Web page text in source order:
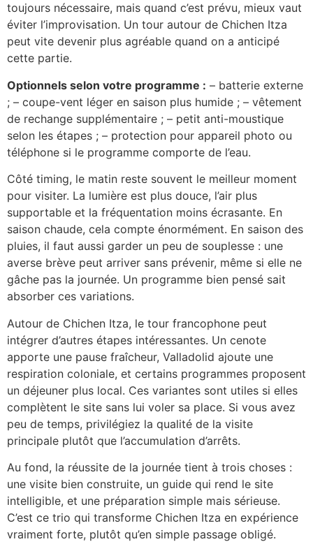
toujours nécessaire, mais quand c’est prévu, mieux vaut
éviter l’improvisation. Un tour autour de Chichen Itza
peut vite devenir plus agréable quand on a anticipé
cette partie.
Optionnels selon votre programme : – batterie externe
; – coupe-vent léger en saison plus humide ; – vêtement
de rechange supplémentaire ; – petit anti-moustique
selon les étapes ; – protection pour appareil photo ou
téléphone si le programme comporte de l’eau.
Côté timing, le matin reste souvent le meilleur moment
pour visiter. La lumière est plus douce, l’air plus
supportable et la fréquentation moins écrasante. En
saison chaude, cela compte énormément. En saison des
pluies, il faut aussi garder un peu de souplesse : une
averse brève peut arriver sans prévenir, même si elle ne
gâche pas la journée. Un programme bien pensé sait
absorber ces variations.
Autour de Chichen Itza, le tour francophone peut
intégrer d’autres étapes intéressantes. Un cenote
apporte une pause fraîcheur, Valladolid ajoute une
respiration coloniale, et certains programmes proposent
un déjeuner plus local. Ces variantes sont utiles si elles
complètent le site sans lui voler sa place. Si vous avez
peu de temps, privilégiez la qualité de la visite
principale plutôt que l’accumulation d’arrêts.
Au fond, la réussite de la journée tient à trois choses :
une visite bien construite, un guide qui rend le site
intelligible, et une préparation simple mais sérieuse.
C’est ce trio qui transforme Chichen Itza en expérience
vraiment forte, plutôt qu’en simple passage obligé.